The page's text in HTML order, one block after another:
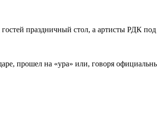
праздничный стол, а артисты РДК
прошел на «ура» или, говоря